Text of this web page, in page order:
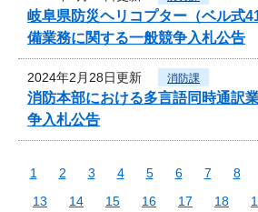
岐阜県防災ヘリコプター（ベル式
備業務に関する一般競争入札公告
2024年2月28日更新 消防課
消防本部における多言語同時通訳
争入札公告
1 2 3 4 5 6 7 8
13
14 15 16 17 18